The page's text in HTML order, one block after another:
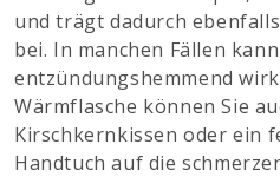
und trägt dadurch
bei. In manchen Fällen
entzündungshemmend
Wärmflasche können Sie
Kirschkernkissen oder ein
Handtuch auf die